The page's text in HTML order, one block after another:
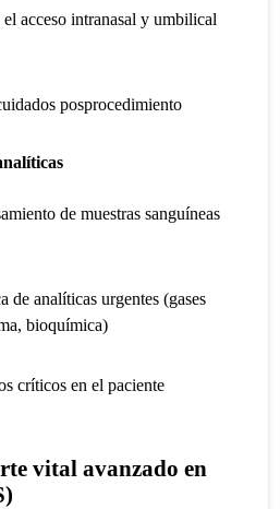
acceso intranasal y umbilical
posprocedimiento
de muestras sanguíneas
de analíticas urgentes (gases
bioquímica)
críticos en el paciente
vital avanzado en